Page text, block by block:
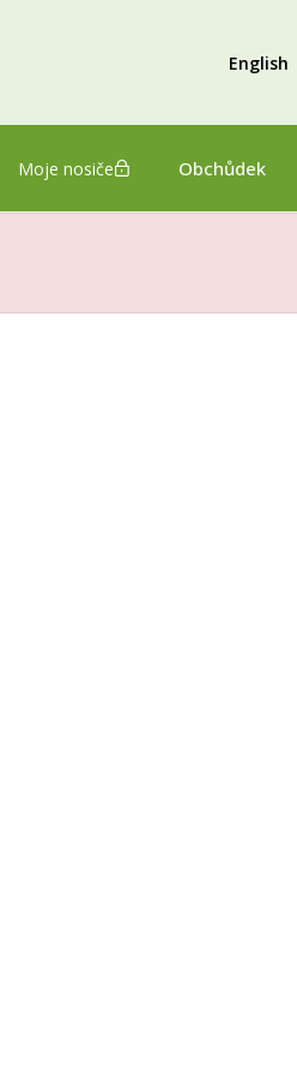
English
Moje nosiče Obchůdek